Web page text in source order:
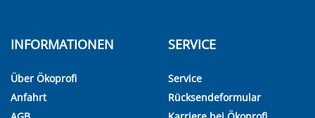
INFORMATIONEN
Über Ökoprofi
Anfahrt
SERVICE
Service
Rücksendeformular